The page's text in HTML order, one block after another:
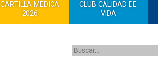
CARTILLA MÉDICA
2026
CLUB CALIDAD DE
VIDA